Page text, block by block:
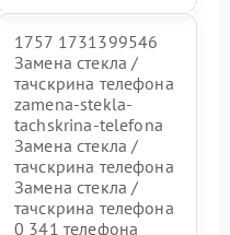
1757 1731399546
Замена стекла /
тачскрина телефона
zamena-stekla-
tachskrina-telefona
Замена стекла /
тачскрина телефона
Замена стекла /
тачскрина телефона
0 341 телефона